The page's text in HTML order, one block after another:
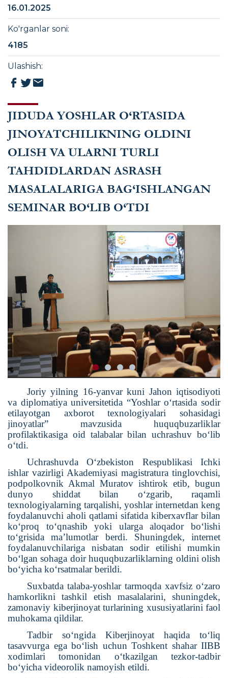
JIDUDA YOSHLAR O‘RTASIDA
JINOYATCHILIKNING OLDINI
OLISH VA ULARNI TURLI
TAHDIDLARDAN ASRASH
MASALALARIGA BAG‘ISHLANGAN
SEMINAR BO‘LIB O‘TDI
Joriy yilning 16-yanvar kuni Jahon iqtisodiyoti
va diplomatiya universitetida “Yoshlar oʻrtasida sodir
etilayotgan axborot texnologiyalari sohasidagi
jinoyatlar” mavzusida huquqbuzarliklar
profilaktikasiga oid talabalar bilan uchrashuv bo‘lib
o‘tdi.
Uchrashuvda O‘zbekiston Respublikasi Ichki
ishlar vazirligi Akademiyasi magistratura tinglovchisi,
podpolkovnik Akmal Muratov ishtirok etib, bugun
dunyo shiddat bilan o‘zgarib, raqamli
texnologiyalarning tarqalishi, yoshlar internetdan keng
foydalanuvchi aholi qatlami sifatida kiberxavflar bilan
ko‘proq to‘qnashib yoki ularga aloqador bo‘lishi
to‘grisida ma’lumotlar berdi. Shuningdek, internet
foydalanuvchilariga nisbatan sodir etilishi mumkin
bo‘lgan sohaga doir huquqbuzarliklarning oldini olish
bo‘yicha ko‘rsatmalar berildi.
Suxbatda talaba-yoshlar tarmoqda xavfsiz o‘zaro
hamkorlikni tashkil etish masalalarini, shuningdek,
zamonaviy kiberjinoyat turlarining xususiyatlarini faol
muhokama qildilar.
Tadbir so‘ngida Kiberjinoyat haqida to‘liq
tasavvurga ega bo‘lish uchun Toshkent shahar IIBB
xodimlari tomonidan o‘tkazilgan tezkor-tadbir
bo‘yicha videorolik namoyish etildi.
16.01.2025
Ko'rganlar soni:
4185
Ulashish: